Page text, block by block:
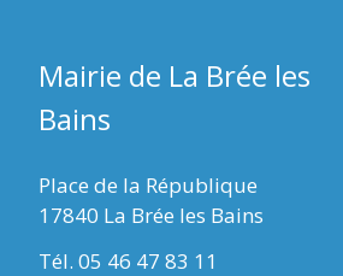
Mairie de La Brée les
Bains
Place de la République
17840 La Brée les Bains
Tél. 05 46 47 83 11